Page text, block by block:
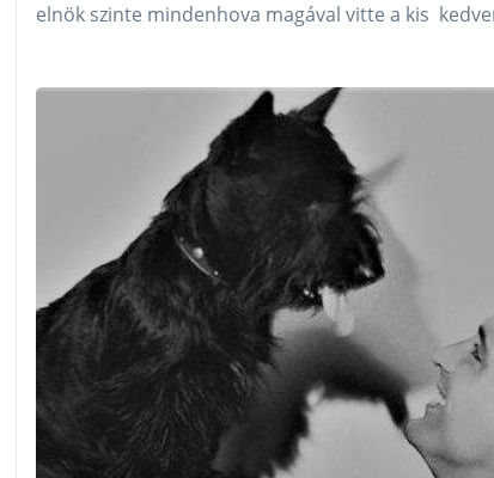
elnök szinte mindenhova magával vitte a kis